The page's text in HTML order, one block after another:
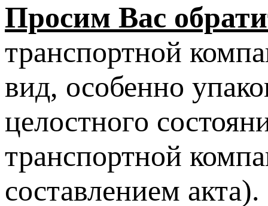
Просим Вас
транспортной
вид, особенно
целостного
транспортной
составлением